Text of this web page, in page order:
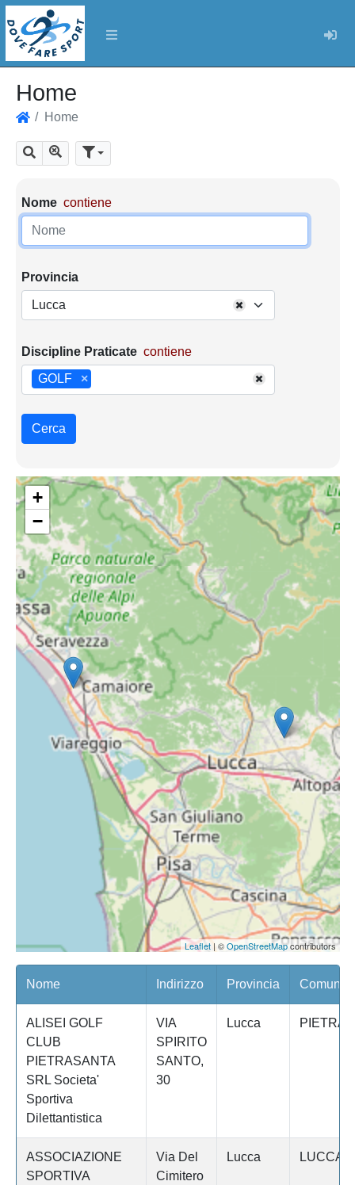
Home
Home
Cerca Mostra tutti i risultati
Parametri di ricerca
Nome contiene
Provincia
Lucca
Discipline Praticate contiene
×
GOLF
Cerca
+
−
Leaflet| ©OpenStreetMapcontributors
Nome Indirizzo Provincia Comune/
ALISEI GOLF
CLUB
PIETRASANTA
SRL Societa'
Sportiva
Dilettantistica
VIA
SPIRITO
SANTO,
30
Lucca
ASSOCIAZIONE
SPORTIVA
Via Del
Cimitero
Lucca LUCCA